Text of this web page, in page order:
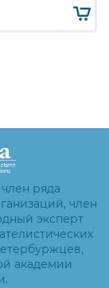
ряда
член
эксперт
академии